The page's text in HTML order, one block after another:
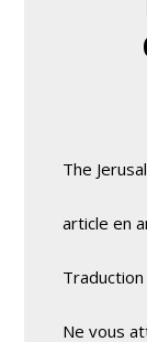
The
article en
Traduction
Ne vous